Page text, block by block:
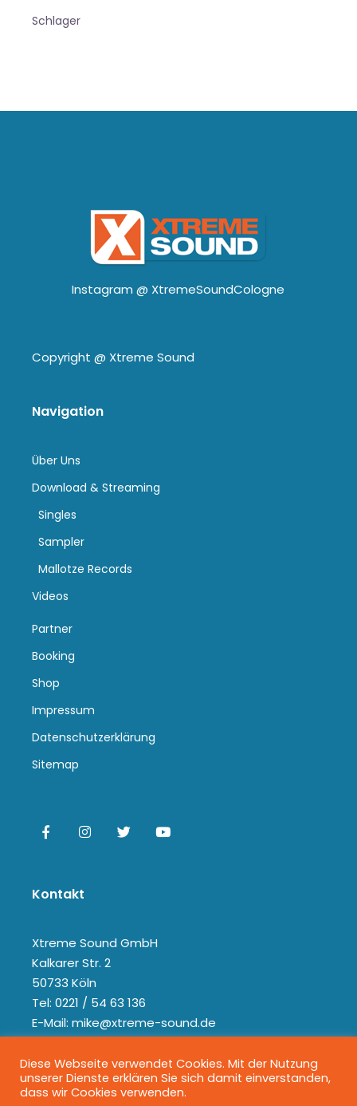
Schlager
Instagram @ XtremeSoundCologne
Copyright @ Xtreme Sound
Navigation
Über Uns
Download & Streaming
Singles
Sampler
Mallotze Records
Videos
Partner
Booking
Shop
Impressum
Datenschutzerklärung
Sitemap
Kontakt
Xtreme Sound GmbH
Kalkarer Str. 2
50733 Köln
Tel: 0221 / 54 63 136
E-Mail: mike@xtreme-sound.de
Diese Webseite verwendet Cookies. Mit der Nutzung
unserer Dienste erklären Sie sich damit einverstanden,
dass wir Cookies verwenden.